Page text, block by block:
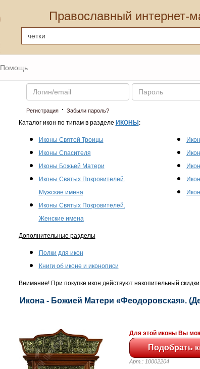
Православный интернет-
Помощь
Email Пароль
Регистрация· Забыли пароль?
Каталог икон по типам в разделе ИКОНЫ :
Иконы Святой Троицы
Иконы Спасителя
Иконы Божьей Матери
Иконы Святых Покровителей.
Мужские имена
Иконы Святых Покровителей.
Женские имена
Дополнительные разделы
Полки для икон
Книги об иконе и иконописи
Внимание! При покупке икон действуют накопительный скидки
Икона - Божией Матери «Феодоровская».
Для этой иконы Вы
Арт.: 10002204